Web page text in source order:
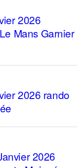
2026
Mans Garnier
2026 rando
2026